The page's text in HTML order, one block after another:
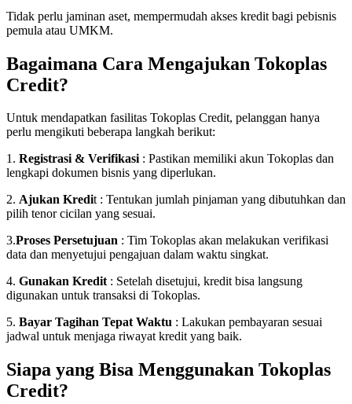
Tidak perlu jaminan aset, mempermudah akses kredit bagi pebisnis
pemula atau UMKM.
Bagaimana Cara Mengajukan Tokoplas
Credit?
Untuk mendapatkan fasilitas Tokoplas Credit, pelanggan hanya
perlu mengikuti beberapa langkah berikut:
1. Registrasi & Verifikasi: Pastikan memiliki akun Tokoplas dan
lengkapi dokumen bisnis yang diperlukan.
2. Ajukan Kredit : Tentukan jumlah pinjaman yang dibutuhkan dan
pilih tenor cicilan yang sesuai.
3.Proses Persetujuan : Tim Tokoplas akan melakukan verifikasi
data dan menyetujui pengajuan dalam waktu singkat.
4. Gunakan Kredit : Setelah disetujui, kredit bisa langsung
digunakan untuk transaksi di Tokoplas.
5. Bayar Tagihan Tepat Waktu : Lakukan pembayaran sesuai
jadwal untuk menjaga riwayat kredit yang baik.
Siapa yang Bisa Menggunakan Tokoplas
Credit?